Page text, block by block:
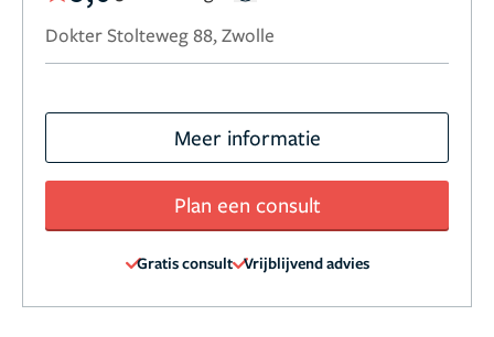
Dokter Stolteweg 88, Zwolle
Meer informatie
Plan een consult
Gratis consult Vrijblijvend advies